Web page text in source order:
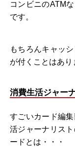
コンビニのATM
です。
もちろんキャッ
が付くことはあり
消費生活ジャー
すごいカード編
活ジャーナリス
ードとは・・・